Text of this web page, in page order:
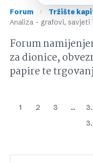
Forum › Tržište
Analiza – grafovi, savjeti
Forum
za dionice,
papire te
1 2 3 …